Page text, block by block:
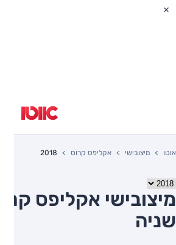
אוטו מיצובישי אקליפס קרוס 2018
שניה